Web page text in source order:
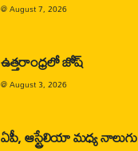
@August 7, 2026
ఉత్తరాంధ్రలో జోష్
@August 3, 2026
ఏపీ, ఆస్ట్రేలియా మధ్య నాలుగు